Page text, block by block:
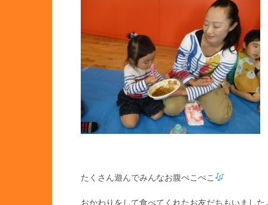
たくさん遊んでみんなお腹ぺこぺこ
おかわりをして食べてくれたお友だちもいました